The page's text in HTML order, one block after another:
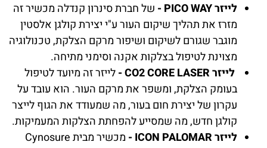
לייזר PICO WAY -
של חברת סינרון קנדלה מכשיר זה
מזרז את תהליך שיקום העור ע"י יצירת קולגן אלסטין
מוגבר שגורם לשיקום ושיפור מרקם הצלקת, טכנולוגיה
מצוינת לטיפול בצלקות אקנה וסימני מתיחה.
לייזר CO2 CORE LASER -
לייזר זה מיועד לטיפול
בעומק הצלקת, ומשפר את מרקם העור. הוא עובד על
עקרון של יצירת חום בעור, מה שמעודד את הגוף לייצר
קולגן חדש, מה שמסייע להפחתת הצלקות המעמיקות.
לייזר ICON PALOMAR -
מכשיר מבית Cynosure